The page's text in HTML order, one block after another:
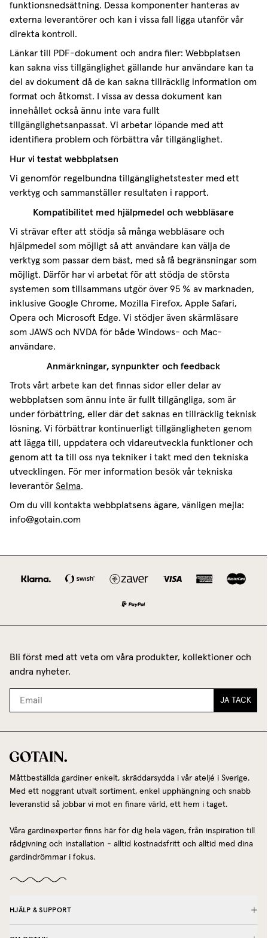
funktionsnedsättning. Dessa komponenter hanteras av
externa leverantörer och kan i vissa fall ligga utanför vår
direkta kontroll.
Länkar till PDF-dokument och andra filer: Webbplatsen
kan sakna viss tillgänglighet gällande hur användare kan ta
del av dokument då de kan sakna tillräcklig information om
format och åtkomst. I vissa av dessa dokument kan
innehållet också ännu inte vara fullt
tillgänglighetsanpassat. Vi arbetar löpande med att
identifiera problem och förbättra vår tillgänglighet.
Hur vi testat webbplatsen
Vi genomför regelbundna tillgänglighetstester med ett
verktyg och sammanställer resultaten i rapport.
Kompatibilitet med hjälpmedel och webbläsare
Vi strävar efter att stödja så många webbläsare och
hjälpmedel som möjligt så att användare kan välja de
verktyg som passar dem bäst, med så få begränsningar som
möjligt. Därför har vi arbetat för att stödja de största
systemen som tillsammans utgör över 95 % av marknaden,
inklusive Google Chrome, Mozilla Firefox, Apple Safari,
Opera och Microsoft Edge. Vi stödjer även skärmläsare
som JAWS och NVDA för både Windows- och Mac-
användare.
Anmärkningar, synpunkter och feedback
Trots vårt arbete kan det finnas sidor eller delar av
webbplatsen som ännu inte är fullt tillgängliga, som är
under förbättring, eller där det saknas en tillräcklig teknisk
lösning. Vi förbättrar kontinuerligt tillgängligheten genom
att lägga till, uppdatera och vidareutveckla funktioner och
genom att ta till oss nya tekniker i takt med den tekniska
utvecklingen. För mer information besök vår tekniska
leverantör Selma.
Om du vill kontakta webbplatsens ägare, vänligen mejla:
info@gotain.com
Bli först med att veta om våra produkter, kollektioner och
andra nyheter.
JA TACK
Måttbeställda gardiner enkelt, skräddarsydda i vår ateljé i Sverige.
Med ett noggrant utvalt sortiment, enkel upphängning och snabb
leveranstid så jobbar vi mot en finare värld, ett hem i taget.
Våra gardinexperter finns här för dig hela vägen, från inspiration till
rådgivning och installation - alltid kostnadsfritt och alltid med dina
gardindrömmar i fokus.
HJÄLP & SUPPORT